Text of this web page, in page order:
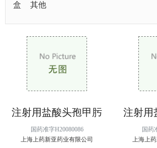
盒
其他
注射用盐酸头孢甲肟
国药准字H20080086
上海上药新亚药业有限公司
注射用
国药
上海上